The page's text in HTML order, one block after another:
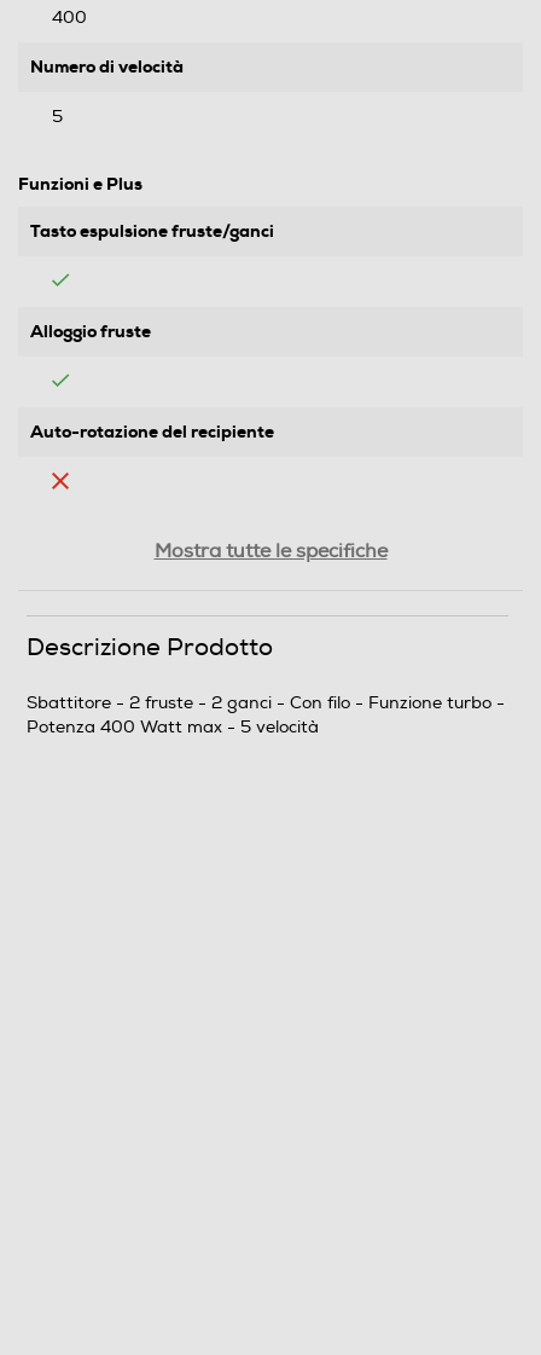
400
Numero di velocità
5
Funzioni e Plus
Tasto espulsione fruste/ganci
Alloggio fruste
Auto-rotazione del recipiente
Funzione turbo
Mostra tutte le specifiche
Descrizione Prodotto
Sbattitore - 2 fruste - 2 ganci - Con filo - Funzione turbo -
Potenza 400 Watt max - 5 velocità